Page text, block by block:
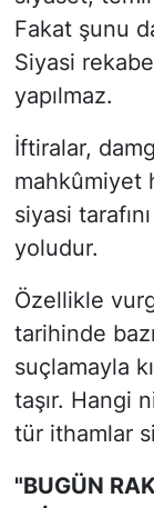
Fakat şunu
Siyasi
yapılmaz.
İftiralar,
mahkûmiyet
siyasi
yoludur.
Özellikle
tarihinde
suçlamayla
taşır. Hangi
tür ithamlar
"BUGÜN